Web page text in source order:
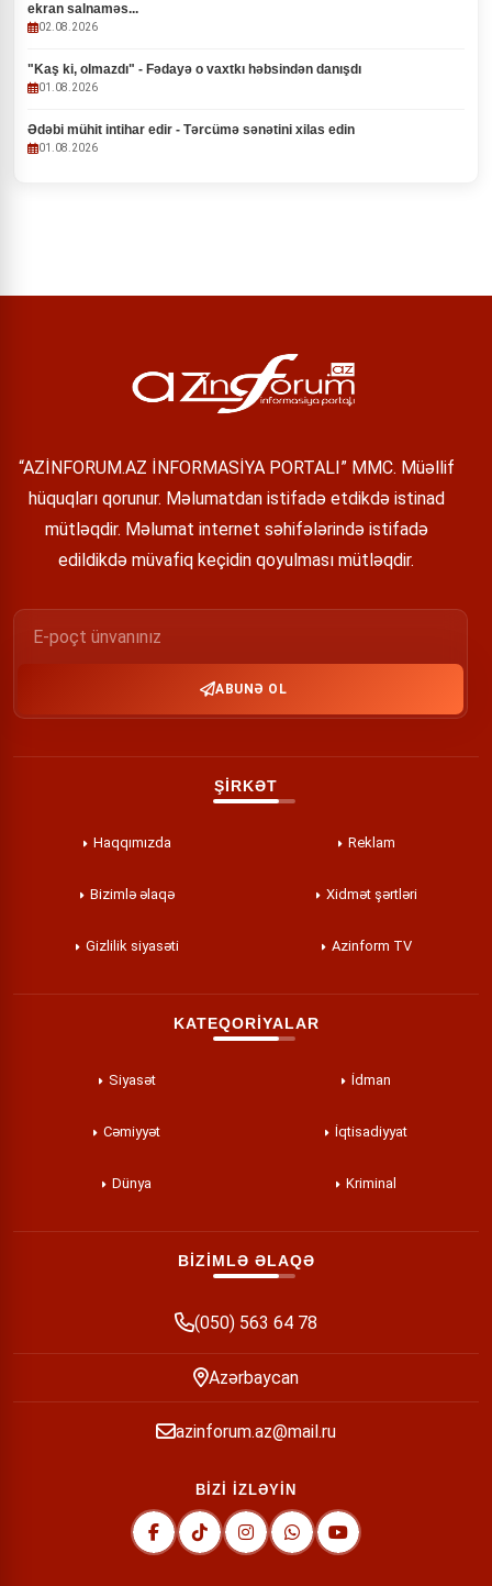
ekran salnaməs...
02.08.2026
"Kaş ki, olmazdı" - Fədayə o vaxtkı həbsindən danışdı
01.08.2026
Ədəbi mühit intihar edir - Tərcümə sənətini xilas edin
01.08.2026
“AZİNFORUM.AZ İNFORMASİYA PORTALI” MMC. Müəllif
hüquqları qorunur. Məlumatdan istifadə etdikdə istinad
mütləqdir. Məlumat internet səhifələrində istifadə
edildikdə müvafiq keçidin qoyulması mütləqdir.
ABUNƏ OL
ŞİRKƏT
Haqqımızda Reklam
Bizimlə əlaqə Xidmət şərtləri
Gizlilik siyasəti Azinform TV
KATEQORİYALAR
Siyasət İdman
Cəmiyyət İqtisadiyyat
Dünya Kriminal
BİZİMLƏ ƏLAQƏ
(050) 563 64 78
Azərbaycan
azinforum.az@mail.ru
BİZİ İZLƏYİN